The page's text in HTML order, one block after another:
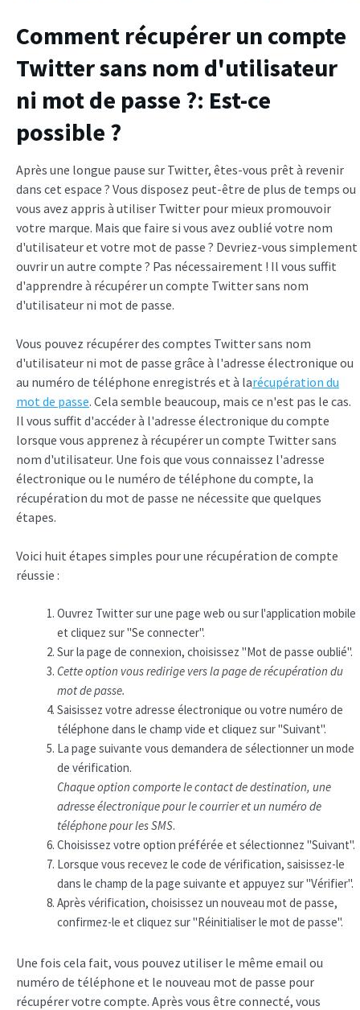
Comment récupérer un compte
Twitter sans nom d'utilisateur
ni mot de passe ?: Est-ce
possible ?
Après une longue pause sur Twitter, êtes-vous prêt à revenir
dans cet espace ? Vous disposez peut-être de plus de temps ou
vous avez appris à utiliser Twitter pour mieux promouvoir
votre marque. Mais que faire si vous avez oublié votre nom
d'utilisateur et votre mot de passe ? Devriez-vous simplement
ouvrir un autre compte ? Pas nécessairement ! Il vous suffit
d'apprendre à récupérer un compte Twitter sans nom
d'utilisateur ni mot de passe.
Vous pouvez récupérer des comptes Twitter sans nom
d'utilisateur ni mot de passe grâce à l'adresse électronique ou
au numéro de téléphone enregistrés et à larécupération du
mot de passe. Cela semble beaucoup, mais ce n'est pas le cas.
Il vous suffit d'accéder à l'adresse électronique du compte
lorsque vous apprenez à récupérer un compte Twitter sans
nom d'utilisateur. Une fois que vous connaissez l'adresse
électronique ou le numéro de téléphone du compte, la
récupération du mot de passe ne nécessite que quelques
étapes.
Voici huit étapes simples pour une récupération de compte
réussie :
Ouvrez Twitter sur une page web ou sur l'application mobile
et cliquez sur "Se connecter".
Sur la page de connexion, choisissez "Mot de passe oublié".
Cette option vous redirige vers la page de récupération du
mot de passe.
Saisissez votre adresse électronique ou votre numéro de
téléphone dans le champ vide et cliquez sur "Suivant".
La page suivante vous demandera de sélectionner un mode
de vérification.
Chaque option comporte le contact de destination, une
adresse électronique pour le courrier et un numéro de
téléphone pour les SMS.
Choisissez votre option préférée et sélectionnez "Suivant".
Lorsque vous recevez le code de vérification, saisissez-le
dans le champ de la page suivante et appuyez sur "Vérifier".
Après vérification, choisissez un nouveau mot de passe,
confirmez-le et cliquez sur "Réinitialiser le mot de passe".
Une fois cela fait, vous pouvez utiliser le même email ou
numéro de téléphone et le nouveau mot de passe pour
récupérer votre compte. Après vous être connecté, vous